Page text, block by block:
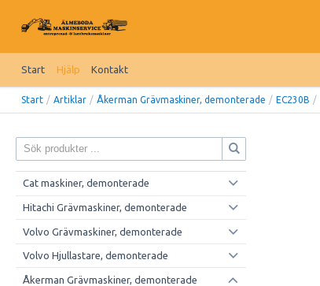
Start Hjälp Kontakt
Start / Artiklar / Åkerman Grävmaskiner, demonterade / EC230B /
Cat maskiner, demonterade
Hitachi Grävmaskiner, demonterade
Volvo Grävmaskiner, demonterade
Volvo Hjullastare, demonterade
Åkerman Grävmaskiner, demonterade